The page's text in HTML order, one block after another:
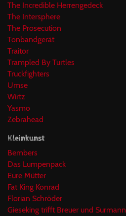
The Incredible Herrengedeck
The Intersphere
The Prosecution
Tonbandgerät
Traitor
Trampled By Turtles
Truckfighters
Umse
Wirtz
Yasmo
Zebrahead
Kleinkunst
Bembers
Das Lumpenpack
Eure Mütter
Fat King Konrad
Florian Schröder
Gieseking trifft Breuer und Surmann